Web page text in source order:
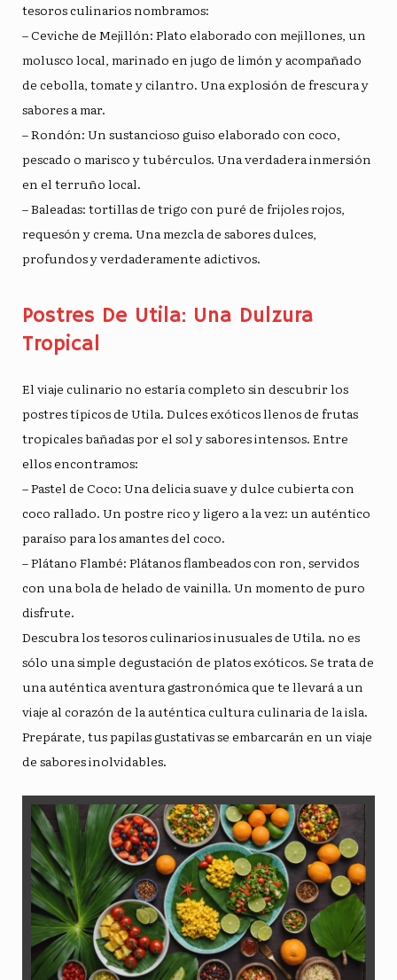
tesoros culinarios nombramos:
– Ceviche de Mejillón: Plato elaborado con mejillones, un
molusco local, marinado en jugo de limón y acompañado
de cebolla, tomate y cilantro. Una explosión de frescura y
sabores a mar.
– Rondón: Un sustancioso guiso elaborado con coco,
pescado o marisco y tubérculos. Una verdadera inmersión
en el terruño local.
– Baleadas: tortillas de trigo con puré de frijoles rojos,
requesón y crema. Una mezcla de sabores dulces,
profundos y verdaderamente adictivos.
Postres De Utila: Una Dulzura
Tropical
El viaje culinario no estaría completo sin descubrir los
postres típicos de Utila. Dulces exóticos llenos de frutas
tropicales bañadas por el sol y sabores intensos. Entre
ellos encontramos:
– Pastel de Coco: Una delicia suave y dulce cubierta con
coco rallado. Un postre rico y ligero a la vez: un auténtico
paraíso para los amantes del coco.
– Plátano Flambé: Plátanos flambeados con ron, servidos
con una bola de helado de vainilla. Un momento de puro
disfrute.
Descubra los tesoros culinarios inusuales de Utila. no es
sólo una simple degustación de platos exóticos. Se trata de
una auténtica aventura gastronómica que te llevará a un
viaje al corazón de la auténtica cultura culinaria de la isla.
Prepárate, tus papilas gustativas se embarcarán en un viaje
de sabores inolvidables.